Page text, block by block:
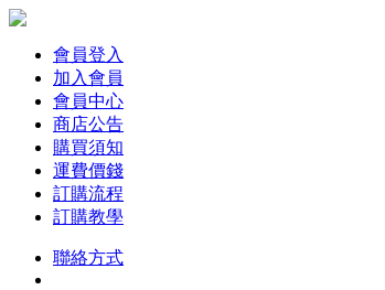
會員登入
加入會員
會員中心
商店公告
購買須知
運費價錢
訂購流程
訂購教學
聯絡方式